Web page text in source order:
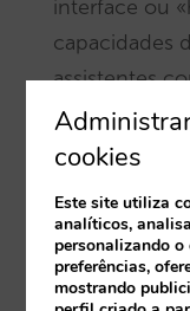
interface ou
capacidades
assistentes
de forma
criação de
estarem
evoluírem
cookies
Este site utiliza
analíticos,
personalizando o
preferências,
mostrando